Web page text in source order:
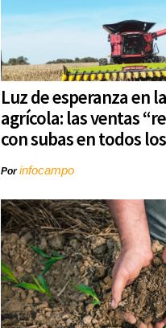
Luz de esperanza en
agrícola: las ventas
con subas en todos
Porinfocampo